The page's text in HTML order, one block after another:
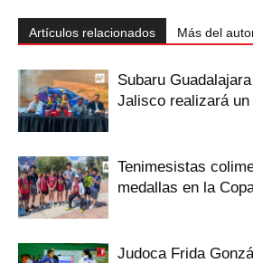
Artículos relacionados Más del
Subaru
Jalisco realizará un
Tenimesistas
medallas en la
Judoca Frida